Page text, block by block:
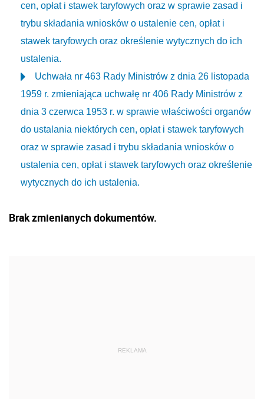
cen, opłat i stawek taryfowych oraz w sprawie zasad i
trybu składania wniosków o ustalenie cen, opłat i
stawek taryfowych oraz określenie wytycznych do ich
ustalenia.
Uchwała nr 463 Rady Ministrów z dnia 26 listopada
1959 r. zmieniająca uchwałę nr 406 Rady Ministrów z
dnia 3 czerwca 1953 r. w sprawie właściwości organów
do ustalania niektórych cen, opłat i stawek taryfowych
oraz w sprawie zasad i trybu składania wniosków o
ustalenia cen, opłat i stawek taryfowych oraz określenie
wytycznych do ich ustalenia.
Brak zmienianych dokumentów.